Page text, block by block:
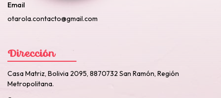
Email
otarola.contacto@gmail.com
Dirección
Casa Matriz, Bolivia 2095, 8870732 San Ramón, Región
Metropolitana.